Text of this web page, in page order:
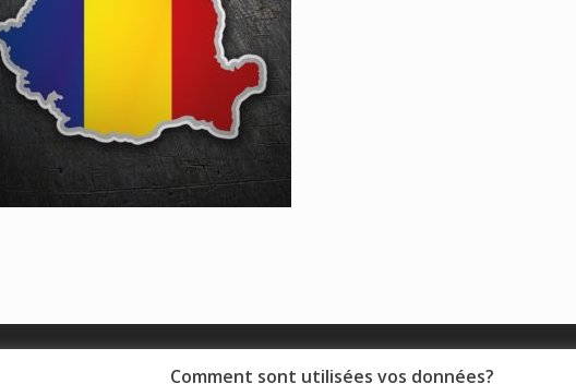
© 2018 - Collège Henri de Navarre |Mentions légales
Comment sont utilisées vos données?